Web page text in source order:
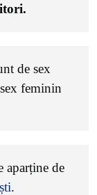
de sex
feminin
aparține de
.